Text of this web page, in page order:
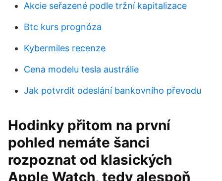
Akcie seřazené podle tržní kapitalizace
Btc kurs prognóza
Kybermiles recenze
Cena modelu tesla austrálie
Jak potvrdit odeslání bankovního převodu
Hodinky přitom na první
pohled nemáte šanci
rozpoznat od klasických
Apple Watch, tedy alespoň